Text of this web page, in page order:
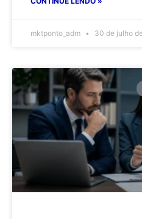
mktponto_adm 30 de julho